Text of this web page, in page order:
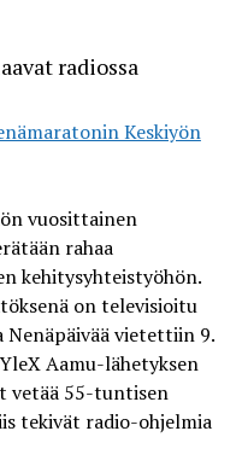
radiossa
Keskiyön
vuosittainen
rahaa
kehitysyhteistyöhön.
on televisioitu
Nenäpäivää vietettiin 9.
Aamu-lähetyksen
vetää 55-tuntisen
tekivät radio-ohjelmia